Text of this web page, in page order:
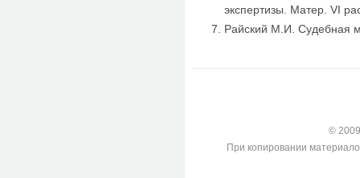
экспертизы. Матер. VI
Райский М.И. Судебная
©
При копировании